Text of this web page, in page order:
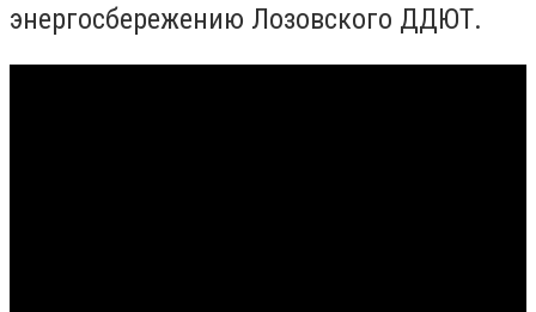
энергосбережению Лозовского ДДЮТ.